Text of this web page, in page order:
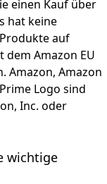
mit dem
sauber.
LED zeigt
Weiß blinkend:
；Rot
Bodensauger
x 1, Schwimm-
bietet
und
nimmt alles
Entleeren.
lästigen
bis zu 90
Pools bis 80
der Familie,
Ärger mit
einen Kauf über
hat keine
auf
dem Amazon EU
Amazon, Amazon
Logo sind
Inc. oder
wichtige